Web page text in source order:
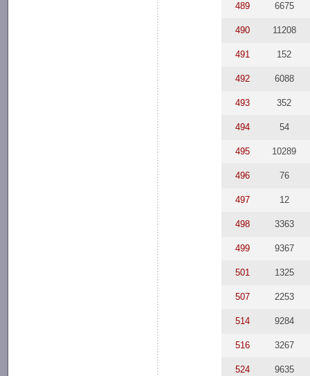
489 6675
490 11208
491 152
492 6088
493 352
494 54
495 10289
496 76
497 12
498 3363
499 9367
501 1325
507 2253
514 9284
516 3267
524 9635